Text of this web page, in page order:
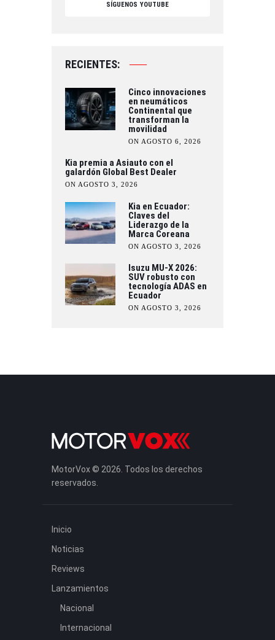
SÍGUENOS YOUTUBE
RECIENTES:
Cinco innovaciones
en neumáticos
Continental que
transforman la
movilidad
ON AGOSTO 6, 2026
Kia premia a Asiauto con el
galardón Global Best Dealer
ON AGOSTO 3, 2026
Kia en Ecuador:
Claves del
Liderazgo de la
Marca Coreana
ON AGOSTO 3, 2026
Isuzu MU-X 2026:
SUV robusto con
tecnología ADAS en
Ecuador
ON AGOSTO 3, 2026
MotorVox © 2026. Todos los derechos
reservados.
Inicio
Noticias
Reviews
Lanzamientos
Nacional
Internacional